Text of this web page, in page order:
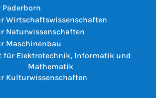
Wirtschaftswissenschaften
Naturwissenschaften
Maschinenbau
für Elektrotechnik, Informatik und
Mathematik
Kulturwissenschaften